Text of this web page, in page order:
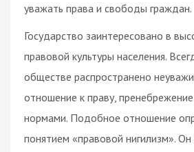
уважать права и свободы граждан.
Государство заинтересовано в
правовой культуры населения.
обществе распространено
отношение к праву,
нормами. Подобное отношение
понятием «правовой нигилизм». Он